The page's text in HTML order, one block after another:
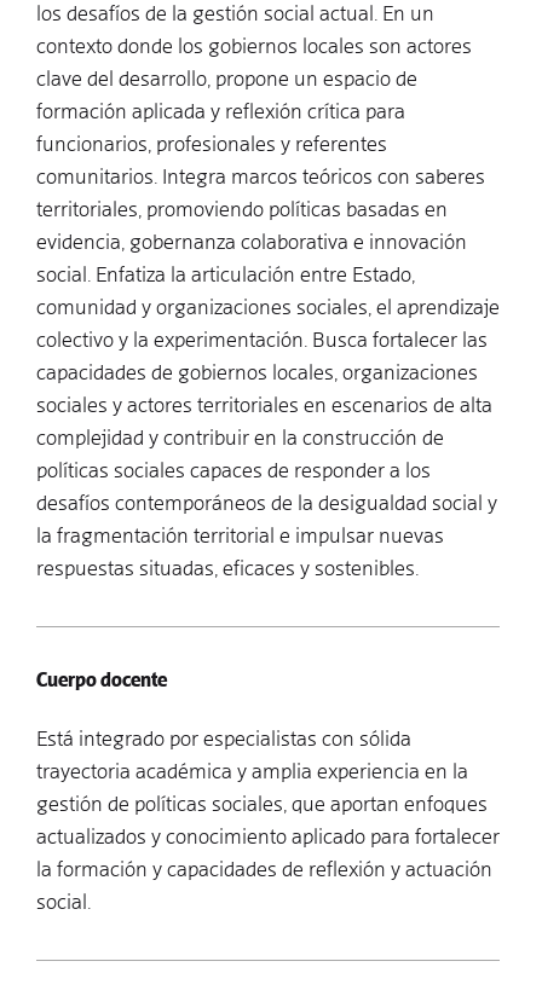
los desafíos de la gestión social actual. En un
contexto donde los gobiernos locales son actores
clave del desarrollo, propone un espacio de
formación aplicada y reflexión crítica para
funcionarios, profesionales y referentes
comunitarios. Integra marcos teóricos con saberes
territoriales, promoviendo políticas basadas en
evidencia, gobernanza colaborativa e innovación
social. Enfatiza la articulación entre Estado,
comunidad y organizaciones sociales, el aprendizaje
colectivo y la experimentación. Busca fortalecer las
capacidades de gobiernos locales, organizaciones
sociales y actores territoriales en escenarios de alta
complejidad y contribuir en la construcción de
políticas sociales capaces de responder a los
desafíos contemporáneos de la desigualdad social y
la fragmentación territorial e impulsar nuevas
respuestas situadas, eficaces y sostenibles.
Cuerpo docente
Está integrado por especialistas con sólida
trayectoria académica y amplia experiencia en la
gestión de políticas sociales, que aportan enfoques
actualizados y conocimiento aplicado para fortalecer
la formación y capacidades de reflexión y actuación
social.